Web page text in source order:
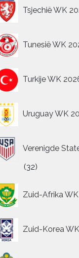
Tsjechië WK
Tunesië WK
Turkije WK
Uruguay WK
Verenigde
3232
Zuid-Afrika
Zuid-Korea